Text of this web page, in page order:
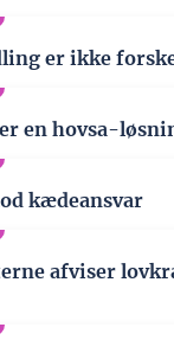
er ikke
en hovsa-
kædeansvar
afviser